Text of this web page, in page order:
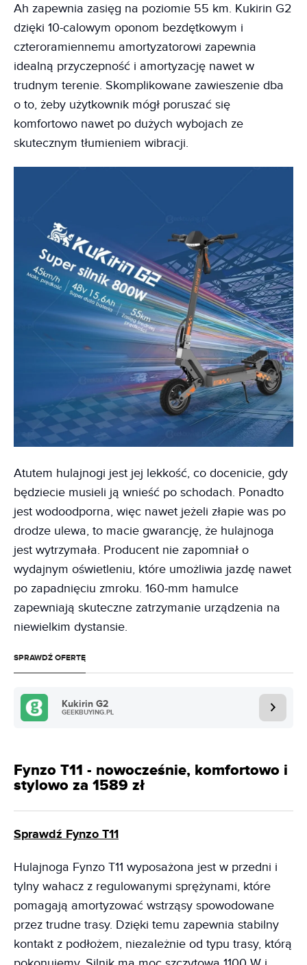
Ah zapewnia zasięg na poziomie 55 km. Kukirin G2
dzięki 10-calowym oponom bezdętkowym i
czteroramiennemu amortyzatorowi zapewnia
idealną przyczepność i amortyzację nawet w
trudnym terenie. Skomplikowane zawieszenie dba
o to, żeby użytkownik mógł poruszać się
komfortowo nawet po dużych wybojach ze
skutecznym tłumieniem wibracji.
Atutem hulajnogi jest jej lekkość, co docenicie, gdy
będziecie musieli ją wnieść po schodach. Ponadto
jest wodoodporna, więc nawet jeżeli złapie was po
drodze ulewa, to macie gwarancję, że hulajnoga
jest wytrzymała. Producent nie zapomniał o
wydajnym oświetleniu, które umożliwia jazdę nawet
po zapadnięciu zmroku. 160-mm hamulce
zapewniają skuteczne zatrzymanie urządzenia na
niewielkim dystansie.
SPRAWDŹ OFERTĘ
Kukirin G2
GEEKBUYING.PL
Fynzo T11 - nowocześnie, komfortowo i
stylowo za 1589 zł
Sprawdź Fynzo T11
Hulajnoga Fynzo T11 wyposażona jest w przedni i
tylny wahacz z regulowanymi sprężynami, które
pomagają amortyzować wstrząsy spowodowane
przez trudne trasy. Dzięki temu zapewnia stabilny
kontakt z podłożem, niezależnie od typu trasy, którą